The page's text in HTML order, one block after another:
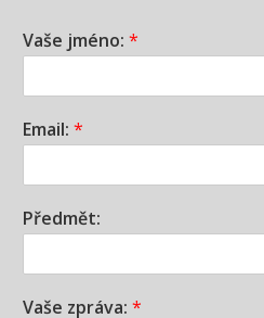
Vaše jméno: *
Email: *
Předmět:
Vaše zpráva: *